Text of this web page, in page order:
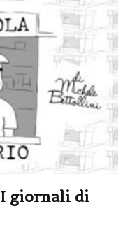
I giornali di